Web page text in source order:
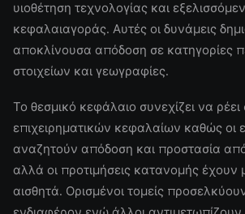
υιοθέτηση τεχνολογίας και
κεφαλαιαγοράς. Αυτές οι δυνάμεις
αποκλίνουσα απόδοση σε κατηγορίες
στοιχείων και γεωγραφίες.
Το θεσμικό κεφάλαιο συνεχίζει να
επιχειρηματικών κεφαλαίων καθώς οι
αναζητούν απόδοση και προστασία
αλλά οι προτιμήσεις κατανομής έχουν
αισθητά. Ορισμένοι τομείς